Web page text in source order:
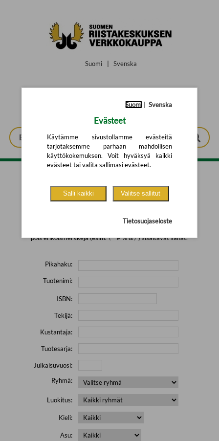
Suomi Svenska
Tarkennettu haku
pois erikoismerkkejä (esim. \' " # % & / ) sisältävät sanat.
Pikahaku:
Tuotenimi:
ISBN:
Tekijä:
Kustantaja:
Tuotesarja:
Julkaisuvuosi:
Ryhmä:
Luokitus:
Kieli:
Asu:
Suomi| Svenska
Evästeet
Käytämme sivustollamme evästeitä
tarjotaksemme parhaan mahdollisen
käyttökokemuksen. Voit hyväksyä kaikki
evästeet tai valita sallimasi evästeet.
Salli kaikki Valitse sallitut
Tietosuojaseloste